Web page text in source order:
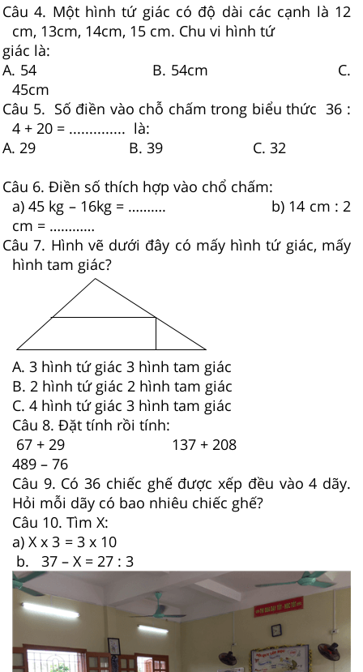
Câu 4. Một hình tứ giác có độ dài các cạnh là 12
cm, 13cm, 14cm, 15 cm. Chu vi hình tứ
giác là:
A. 54 B. 54cm C.
45cm
Câu 5. Số điền vào chỗ chấm trong biểu thức 36 :
4 + 20 = .............. là:
A. 29 B. 39 C. 32
Câu 6. Điền số thích hợp vào chổ chấm:
a) 45 kg – 16kg = ………. b) 14 cm : 2
cm = …………
Câu 7. Hình vẽ dưới đây có mấy hình tứ giác, mấy
hình tam giác?
A. 3 hình tứ giác 3 hình tam giác
B. 2 hình tứ giác 2 hình tam giác
C. 4 hình tứ giác 3 hình tam giác
Câu 8. Đặt tính rồi tính:
67 + 29 137 + 208
489 – 76
Câu 9. Có 36 chiếc ghế được xếp đều vào 4 dãy.
Hỏi mỗi dãy có bao nhiêu chiếc ghế?
Câu 10. Tìm X:
a) X x 3 = 3 x 10
b. 37 – X = 27 : 3